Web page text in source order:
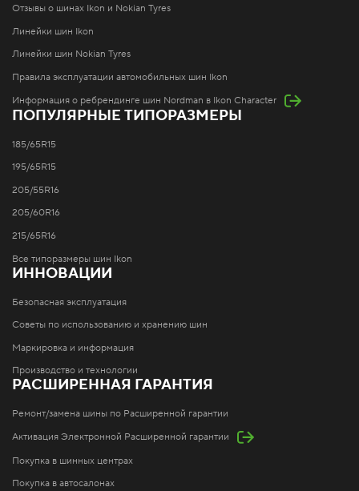
Отзывы о шинах Ikon и Nokian Tyres
Линейки шин Ikon
Линейки шин Nokian Tyres
Правила эксплуатации автомобильных шин Ikon
Информация о ребрендинге шин Nordman в Ikon Character
ПОПУЛЯРНЫЕ ТИПОРАЗМЕРЫ
185/65R15
195/65R15
205/55R16
205/60R16
215/65R16
Все типоразмеры шин Ikon
ИННОВАЦИИ
Безопасная эксплуатация
Советы по использованию и хранению шин
Маркировка и информация
Производство и технологии
РАСШИРЕННАЯ ГАРАНТИЯ
Ремонт/замена шины по Расширенной гарантии
Активация Электронной Расширенной гарантии
Покупка в шинных центрах
Покупка в автосалонах